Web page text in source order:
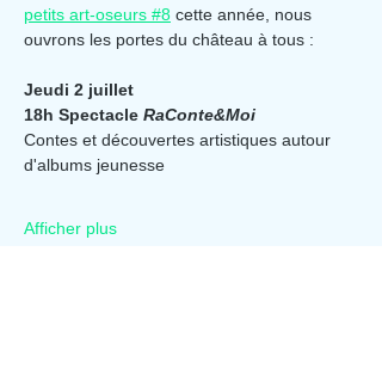
petits art-oseurs #8 cette année, nous
ouvrons les portes du château à tous :
Jeudi 2 juillet
18h Spectacle RaConte&Moi
Contes et découvertes artistiques autour
d'albums jeunesse
Afficher plus